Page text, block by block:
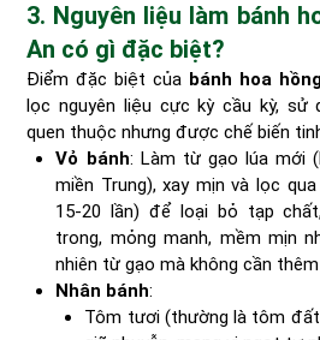
3. Nguyên liệu làm bánh
An có gì đặc biệt?
Điểm đặc biệt của bánh hoa
lọc nguyên liệu cực kỳ cầu kỳ, sử
quen thuộc nhưng được chế biến
Vỏ bánh: Làm từ gạo lúa mới
miền Trung), xay mịn và lọc
15-20 lần) để loại bỏ tạp
trong, mỏng manh, mềm mịn
nhiên từ gạo mà không cần
Nhân bánh:
Tôm tươi (thường là tôm